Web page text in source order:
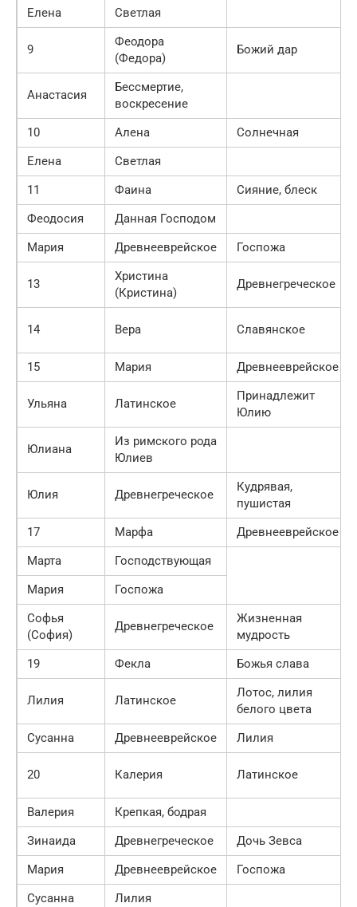
Елена
Светлая
9
Феодора
(Федора)
Божий дар
Анастасия
Бессмертие,
воскресение
10
Алена
Солнечная
Елена
Светлая
11
Фаина
Сияние, блеск
Феодосия
Данная Господом
Мария
Древнееврейское Госпожа
13
Христина
(Кристина)
Древнегреческое
14 Вера Славянское
15 Мария Древнееврейское
Ульяна Латинское
Принадлежит
Юлию
Юлиана
Из римского рода
Юлиев
Юлия Древнегреческое
Кудрявая,
пушистая
17
Марфа
Древнееврейское
Марта
Господствующая
Мария
Госпожа
Софья
(София)
Древнегреческое
Жизненная
мудрость
19
Фекла Божья слава
Лилия Латинское
Лотос, лилия
белого цвета
Сусанна
Древнееврейское Лилия
20 Калерия Латинское
Валерия
Крепкая, бодрая
Зинаида
Древнегреческое
Дочь Зевса
Мария
Древнееврейское
Госпожа
Сусанна
Лилия